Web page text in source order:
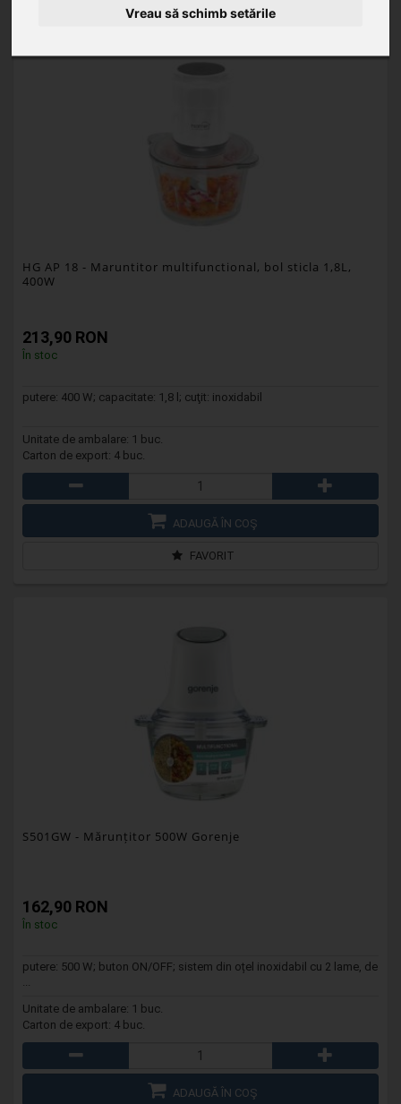
Vreau să schimb setările
HG AP 18 - Maruntitor multifunctional, bol sticla 1,8L,
400W
213,90 RON
În stoc
putere: 400 W; capacitate: 1,8 l; cuţit: inoxidabil
Unitate de ambalare: 1 buc.
Carton de export: 4 buc.
ADAUGĂ ÎN COŞ
FAVORIT
S501GW - Mărunțitor 500W Gorenje
162,90 RON
În stoc
putere: 500 W; buton ON/OFF; sistem din oțel inoxidabil cu 2 lame, de
...
Unitate de ambalare: 1 buc.
Carton de export: 4 buc.
ADAUGĂ ÎN COŞ